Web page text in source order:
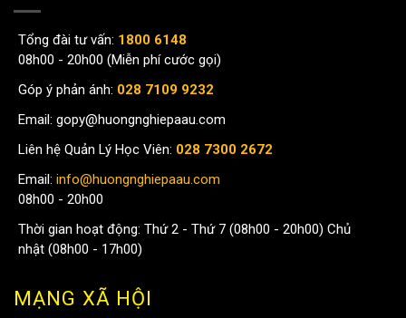
Tổng đài tư vấn: 1800 6148
08h00 - 20h00 (Miễn phí cước gọi)
Góp ý phản ánh: 028 7109 9232
Email: gopy@huongnghiepaau.com
Liên hệ Quản Lý Học Viên: 028 7300 2672
Email: info@huongnghiepaau.com
08h00 - 20h00
Thời gian hoạt động: Thứ 2 - Thứ 7 (08h00 - 20h00) Chủ
nhật (08h00 - 17h00)
MẠNG XÃ HỘI